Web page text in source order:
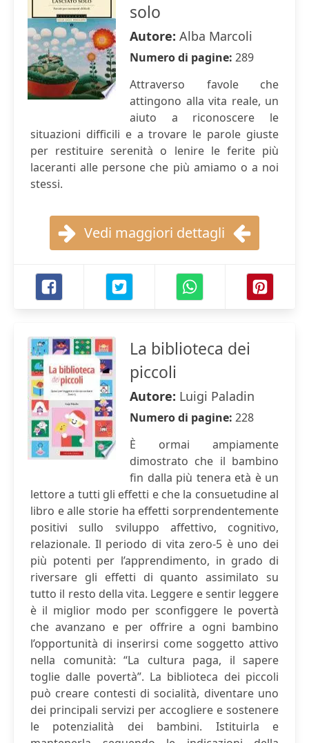
solo
Autore: Alba Marcoli
Numero di pagine: 289
Attraverso favole che
attingono alla vita reale, un
aiuto a riconoscere le
situazioni difficili e a trovare le parole giuste
per restituire serenità o lenire le ferite più
laceranti alle persone che più amiamo o a noi
stessi.
Vedi maggiori dettagli
La biblioteca dei
piccoli
Autore: Luigi Paladin
Numero di pagine: 228
È ormai ampiamente
dimostrato che il bambino
fin dalla più tenera età è un
lettore a tutti gli effetti e che la consuetudine al
libro e alle storie ha effetti sorprendentemente
positivi sullo sviluppo affettivo, cognitivo,
relazionale. Il periodo di vita zero-5 è uno dei
più potenti per l’apprendimento, in grado di
riversare gli effetti di quanto assimilato su
tutto il resto della vita. Leggere e sentir leggere
è il miglior modo per sconfiggere le povertà
che avanzano e per offrire a ogni bambino
l’opportunità di inserirsi come soggetto attivo
nella comunità: “La cultura paga, il sapere
toglie dalle povertà”. La biblioteca dei piccoli
può creare contesti di socialità, diventare uno
dei principali servizi per accogliere e sostenere
le potenzialità dei bambini. Istituirla e